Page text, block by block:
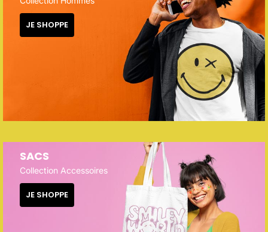
JE SHOPPE
SACS
Collection Accessoires
JE SHOPPE